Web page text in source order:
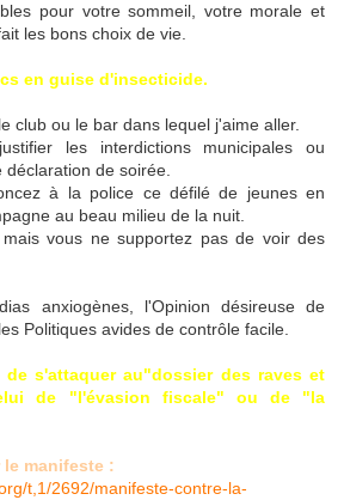
pour votre sommeil, votre morale et
les bons choix de vie.
en guise d'insecticide.
club ou le bar dans lequel j'aime aller.
les interdictions municipales ou
de soirée.
à la police ce défilé de jeunes en
au beau milieu de la nuit.
vous ne supportez pas de voir des
anxiogènes, l'Opinion désireuse de
Politiques avides de contrôle facile.
s'attaquer au"dossier des raves et
de "l'évasion fiscale" ou de "la
manifeste :
t,1/2692/manifeste-contre-la-